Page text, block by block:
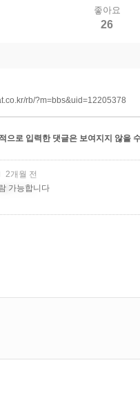
좋아요
26
rb/?m=bbs&uid=12205378
으로 입력한 댓글은 보여지지 않을